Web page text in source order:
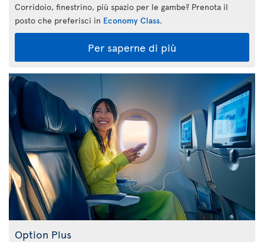
Corridoio, finestrino, più spazio per le gambe? Prenota il
posto che preferisci in Economy Class.
Per saperne di più
Option Plus